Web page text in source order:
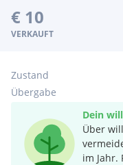
€ 10
VERKAUFT
Zustand
Übergabe
Dein
Über
im